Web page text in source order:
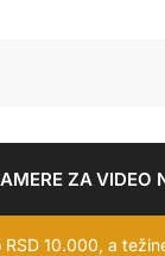
ZA VIDEO
10.000, a